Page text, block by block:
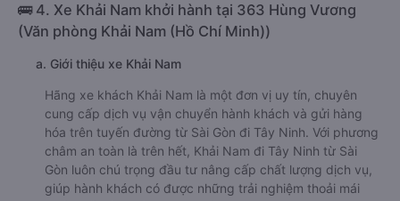
🚌 4. Xe Khải Nam khởi hành tại 363 Hùng Vương
(Văn phòng Khải Nam (Hồ Chí Minh))
a. Giới thiệu xe Khải Nam
Hãng xe khách Khải Nam là một đơn vị uy tín, chuyên
cung cấp dịch vụ vận chuyển hành khách và gửi hàng
hóa trên tuyến đường từ Sài Gòn đi Tây Ninh. Với phương
châm an toàn là trên hết, Khải Nam đi Tây Ninh từ Sài
Gòn luôn chú trọng đầu tư nâng cấp chất lượng dịch vụ,
giúp hành khách có được những trải nghiệm thoải mái